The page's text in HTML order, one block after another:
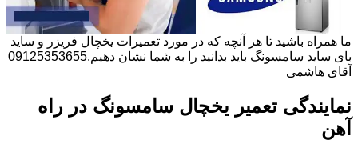
ما همراه باشید تا هر آنچه که در مورد تعمیرات یخچال فریزر و ساید
بای ساید سامسونگ باید بدانید را به شما نشان دهیم.09125353655
آقای هاشمی
نمایندگی تعمیر یخچال سامسونگ در راه
آهن